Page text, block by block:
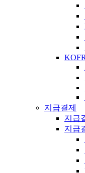
KOFR
지급결제
지급
지급